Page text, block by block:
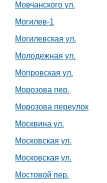
Мовчанского ул.
Могилев-1
Могилевская ул.
Молодежная ул.
Мопровская ул.
Морозова пер.
Морозова переулок
Москвина ул.
Московская ул.
Московская ул.
Мостовой пер.